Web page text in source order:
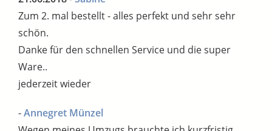
Zum 2. mal bestellt - alles perfekt und sehr sehr
schön.
Danke für den schnellen Service und die super
Ware..
jederzeit wieder
-Annegret Münzel